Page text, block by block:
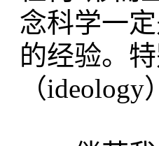
念科学一
的经验。
（